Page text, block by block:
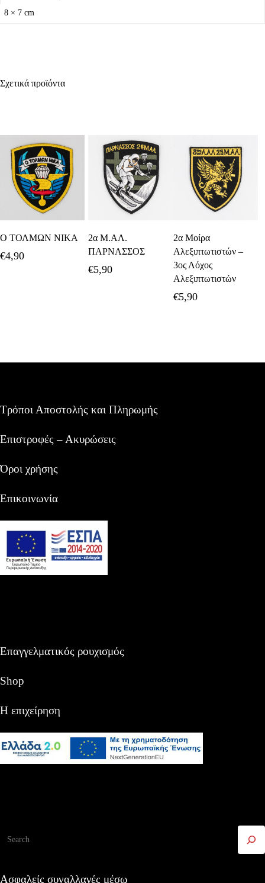
8 × 7 cm
Σχετικά προϊόντα
Ο ΤΟΛΜΩΝ ΝΙΚΑ
€4,90
Καλάθι
2α Μ.ΑΛ.
ΠΑΡΝΑΣΣΟΣ
€5,90
Προσθήκη Στο
2α Μοίρα
Αλεξιπτωτιστών –
3ος Λόχος
Αλεξιπτωτιστών
€5,90
Τρόποι Αποστολής και Πληρωμής
Επιστροφές – Ακυρώσεις
Όροι χρήσης
Επικοινωνία
Επαγγελματικός ρουχισμός
Shop
Η επιχείρηση
Ασφαλείς συναλλαγές μέσω